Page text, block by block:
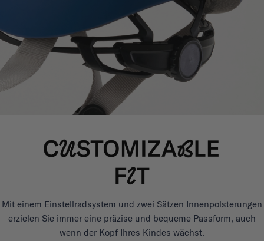
Mit einem Einstellradsystem und zwei Sätzen Innenpolsterungen
erzielen Sie immer eine präzise und bequeme Passform, auch
wenn der Kopf Ihres Kindes wächst.